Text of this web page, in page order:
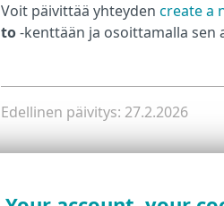
Voit päivittää yhteyden create a
to-kenttään ja osoittamalla sen
Edellinen päivitys: 27.2.2026